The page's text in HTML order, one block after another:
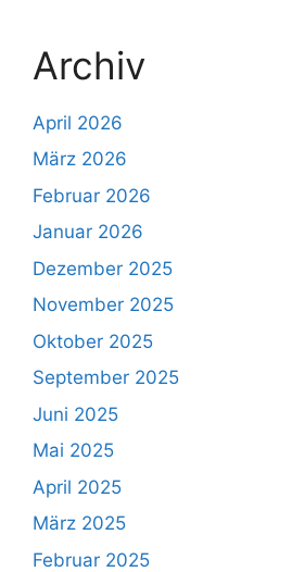
Archiv
April 2026
März 2026
Februar 2026
Januar 2026
Dezember 2025
November 2025
Oktober 2025
September 2025
Juni 2025
Mai 2025
April 2025
März 2025
Februar 2025